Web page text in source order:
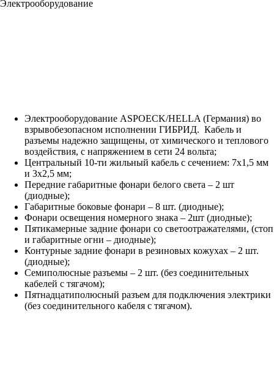
Электрооборудование
Электрооборудование ASPOECK/HELLA (Германия) во
взрывобезопасном исполнении ГИБРИД. Кабель и
разъемы надежно защищены, от химического и теплового
воздействия, с напряжением в сети 24 вольта;
Центральный 10-ти жильный кабель с сечением: 7х1,5 мм
и 3х2,5 мм;
Передние габаритные фонари белого света – 2 шт
(диодные);
Габаритные боковые фонари – 8 шт. (диодные);
Фонари освещения номерного знака – 2шт (диодные);
Пятикамерные задние фонари со светоотражателями, (стоп
и габаритные огни – диодные);
Контурные задние фонари в резиновых кожухах – 2 шт.
(диодные);
Семиполюсные разъемы – 2 шт. (без соединительных
кабелей с тягачом);
Пятнадцатиполюсный разъем для подключения электрики
(без соединительного кабеля с тягачом).